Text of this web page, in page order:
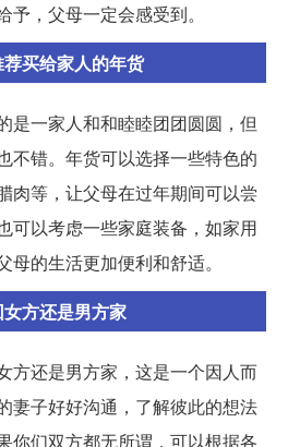
，父母一定会感受到。
买给家人的年货
是一家人和和睦睦团团圆圆，但
不错。年货可以选择一些特色的
肉等，让父母在过年期间可以尝
可以考虑一些家庭装备，如家用
的生活更加便利和舒适。
方还是男方家
方还是男方家，这是一个因人而
妻子好好沟通，了解彼此的想法
你们双方都无所谓，可以根据各